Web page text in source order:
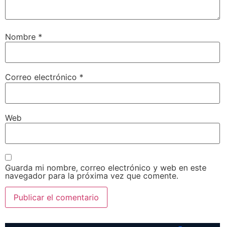
Nombre *
Correo electrónico *
Web
Guarda mi nombre, correo electrónico y web en este
navegador para la próxima vez que comente.